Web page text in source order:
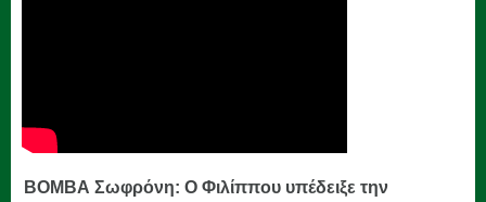
ΒΟΜΒΑ Σωφρόνη: Ο Φιλίππου υπέδειξε την